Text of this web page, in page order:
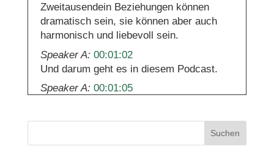
Zweitausendein Beziehungen können
dramatisch sein, sie können aber auch
harmonisch und liebevoll sein.
Speaker A: 00:01:02
Und darum geht es in diesem Podcast.
Speaker A: 00:01:05
Suchen